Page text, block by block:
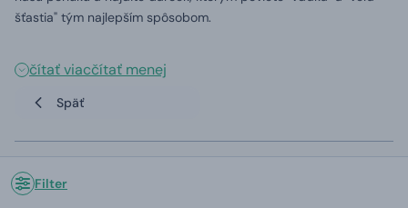
šťastia" tým najlepším spôsobom.
čítať viacčítať menej
Späť
Filter